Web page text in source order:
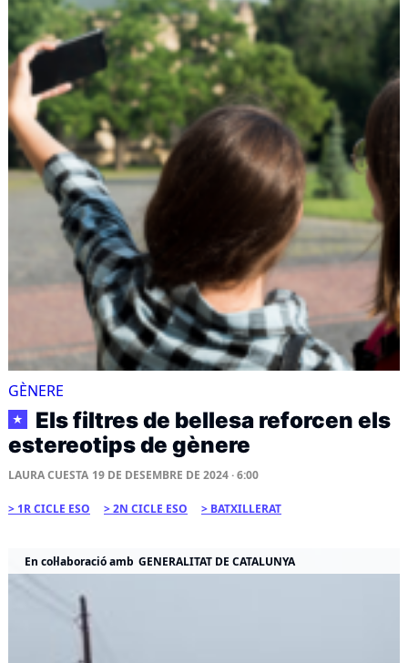
GÈNERE
★
Els filtres de bellesa reforcen els
estereotips de gènere
LAURA CUESTA 19 DE DESEMBRE DE 2024 · 6:00
1R CICLE ESO 2N CICLE ESO BATXILLERAT
En col·laboració amb GENERALITAT DE CATALUNYA